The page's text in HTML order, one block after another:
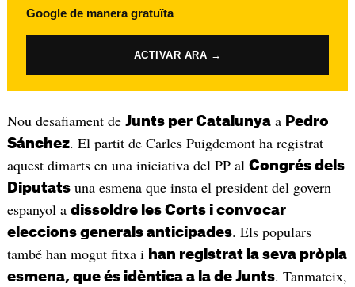
Google de manera gratuïta
ACTIVAR ARA →
Nou desafiament de Junts per Catalunyaa Pedro
Sánchez. El partit de Carles Puigdemont ha registrat
aquest dimarts en una iniciativa del PP al Congrés dels
Diputatsuna esmena que insta el president del govern
espanyol a dissoldre les Corts i convocar
eleccions generals anticipades. Els populars
també han mogut fitxa i han registrat la seva pròpia
esmena, que és idèntica a la de Junts. Tanmateix,